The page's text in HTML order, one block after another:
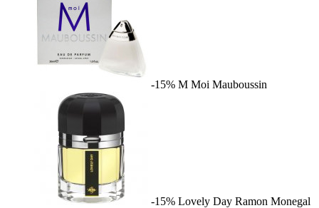
-15% M Moi Mauboussin
-15% Lovely Day Ramon Monegal